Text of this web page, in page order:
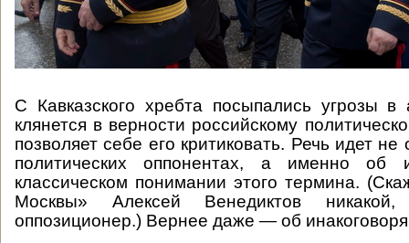
С Кавказского хребта посыпались угрозы
клянется в верности российскому
позволяет себе его критиковать. Речь идет
политических оппонентах, а именно об
классическом понимании этого термина.
Москвы» Алексей Венедиктов
оппозиционер.) Вернее даже — об